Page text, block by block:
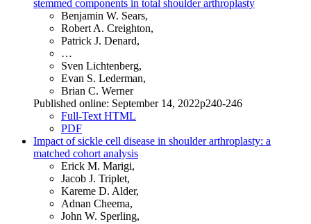
stemmed components in total shoulder arthroplasty
Benjamin W. Sears,
Robert A. Creighton,
Patrick J. Denard,
…
Sven Lichtenberg,
Evan S. Lederman,
Brian C. Werner
Published online: September 14, 2022p240-246
Full-Text HTML
PDF
Impact of sickle cell disease in shoulder arthroplasty: a
matched cohort analysis
Erick M. Marigi,
Jacob J. Triplet,
Kareme D. Alder,
Adnan Cheema,
John W. Sperling,